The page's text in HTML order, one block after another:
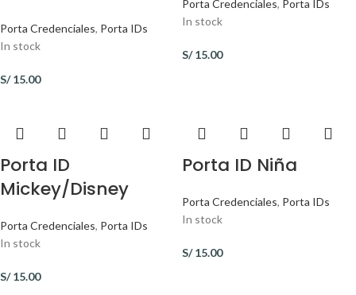
Porta Credenciales, Porta IDs
In stock
S/15.00
Porta Credenciales, Porta IDs
In stock
S/15.00
Porta ID
Mickey/Disney
Porta Credenciales, Porta IDs
In stock
S/15.00
Porta ID Niña
Porta Credenciales, Porta IDs
In stock
S/15.00